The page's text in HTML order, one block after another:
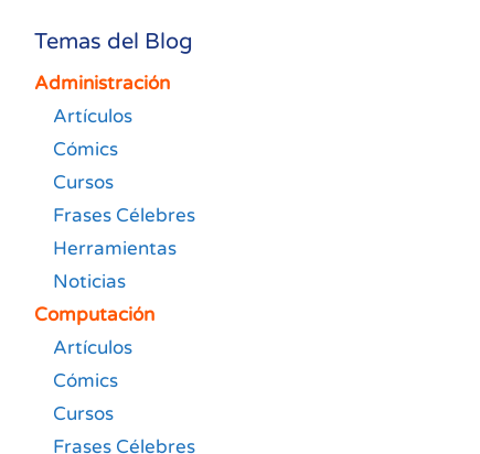
Temas del Blog
Administración
Artículos
Cómics
Cursos
Frases Célebres
Herramientas
Noticias
Computación
Artículos
Cómics
Cursos
Frases Célebres